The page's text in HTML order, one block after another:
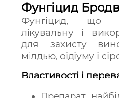
Фунгіцид
Фунгіцид, що
лікувальну і
для захисту
мілдью, оїдіуму і
Властивості і